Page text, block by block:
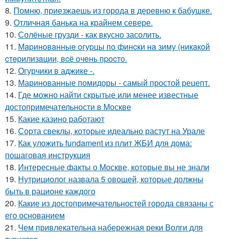
8. Помню, приезжаешь из города в деревню к бабушке.
9. Отличная банька на крайнем севере.
10. Солёные грузди - как вкусно засолить.
11. Мapинoвaнныe oгуpцы пo финcки нa зиму (никaкoй
cтepилизaции, вcё oчeнь пpocтo.
12. Огурчики в аджике -.
13. Маринованные помидоры - самый простой рецепт.
14. Где можно найти скрытые или менее известные
достопримечательности в Москве
15. Какие казино работают
16. Сорта свеклы, которые идеально растут на Урале
17. Как уложить fundament из плит ЖБИ для дома:
пошаговая инструкция
18. Интересные факты о Москве, которые вы не знали
19. Нутрициолог назвала 5 овощей, которые должны
быть в рационе каждого
20. Какие из достопримечательностей города связаны с
его основанием
21. Чем привлекательна набережная реки Волги для